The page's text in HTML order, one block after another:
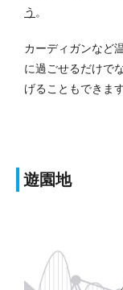
う 。
カーディガンなど
に過ごせるだけで
げることもできます
遊園地